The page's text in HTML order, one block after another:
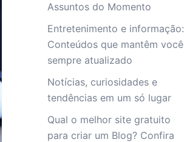
Assuntos do Momento
Entretenimento e informação:
Conteúdos que mantêm você
sempre atualizado
Notícias, curiosidades e
tendências em um só lugar
Qual o melhor site gratuito
para criar um Blog? Confira